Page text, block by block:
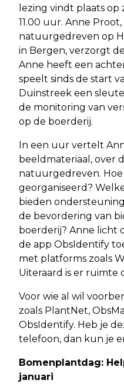
lezing vindt plaats op
11.00 uur. Anne
natuurgedreven op
in Bergen, verzorgt
Anne heeft een
speelt sinds de start
Duinstreek een
de monitoring van
op de boerderij.
In een uur vertelt
beeldmateriaal, over
natuurgedreven.
georganiseerd?
bieden
de bevordering van
boerderij? Anne licht
de app ObsIdentify
met platforms zoals
Uiteraard is er ruimte
Voor wie al wil
zoals PlantNet,
ObsIdentify. Heb je
telefoon, dan kun je
Bomenplantdag:
januari